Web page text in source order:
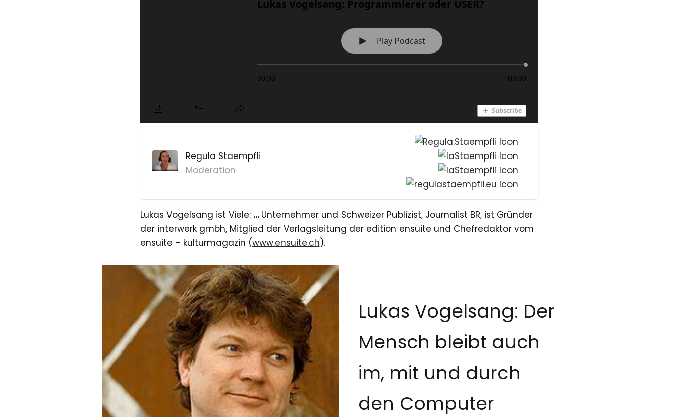
Regula Staempfli
Moderation
Lukas Vogelsang ist Viele: … Unternehmer und Schweizer Publizist, Journalist BR, ist Gründer
der interwerk gmbh, Mitglied der Verlagsleitung der edition ensuite und Chefredaktor vom
ensuite – kulturmagazin (www.ensuite.ch).
Lukas Vogelsang: Der
Mensch bleibt auch
im, mit und durch
den Computer